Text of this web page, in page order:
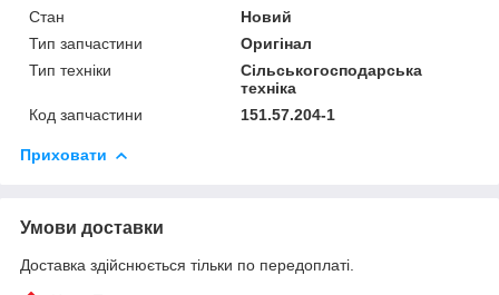
Стан
Новий
Тип запчастини
Оригінал
Тип техніки
Сільськогосподарська
техніка
Код запчастини
151.57.204-1
Приховати
Умови доставки
Доставка здійснюється тільки по передоплаті.